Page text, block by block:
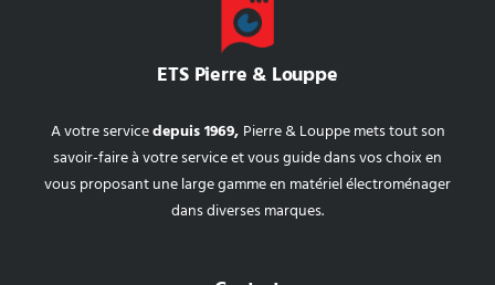
ETS Pierre & Louppe
A votre servicedepuis 1969, Pierre & Louppe mets tout son
savoir-faire à votre service et vous guide dans vos choix en
vous proposant une large gamme en matériel électroménager
dans diverses marques.